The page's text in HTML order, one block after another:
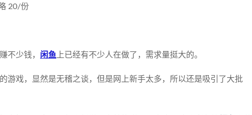
20/份
不少钱， 闲鱼 上已经有不少人在做了，需求量挺大的。
游戏，显然是无稽之谈，但是网上新手太多，所以还是吸引了大批